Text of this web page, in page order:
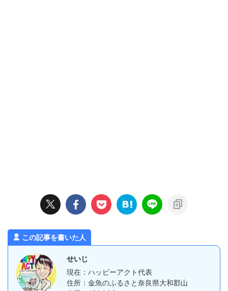
この記事を書いた人
せいじ
現在：ハッピーアクト代表
住所：金魚のふるさと奈良県大和郡山